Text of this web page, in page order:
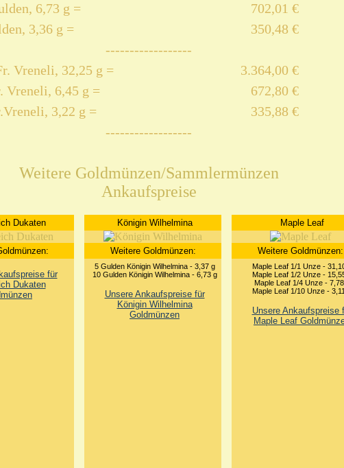
6,73 g =
702,01 €
3,36 g =
350,48 €
------------------
Vreneli, 32,25 g =
3.364,00 €
Vreneli, 6,45 g =
672,80 €
3,22 g =
335,88 €
------------------
Weitere Goldmünzen/Sammlermünzen
Ankaufspreise
Dukaten
für
Dukaten
Königin Wilhelmina
Weitere Goldmünzen:
5 Gulden Königin Wilhelmina - 3,37 g
10 Gulden Königin Wilhelmina - 6,73 g
Unsere Ankaufspreise für
Königin Wilhelmina
Goldmünzen
Maple Leaf
Weitere Goldmünzen:
Maple Leaf 1/1 Unze -
Maple Leaf 1/2 Unze -
Maple Leaf 1/4 Unze -
Maple Leaf 1/10 Unze -
Unsere Ankaufspreise
Maple Leaf